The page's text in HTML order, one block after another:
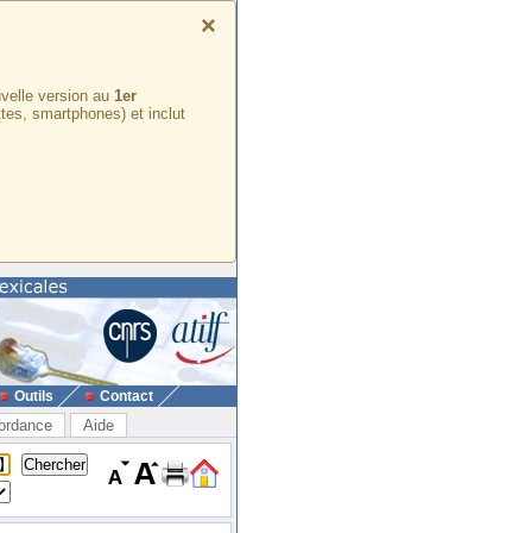
×
version au 1er
smartphones) et inclut
Outils Contact
Aide